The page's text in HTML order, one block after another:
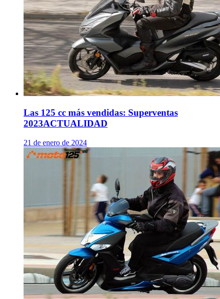
Las 125 cc más vendidas: Superventas
2023ACTUALIDAD
21 de enero de 2024